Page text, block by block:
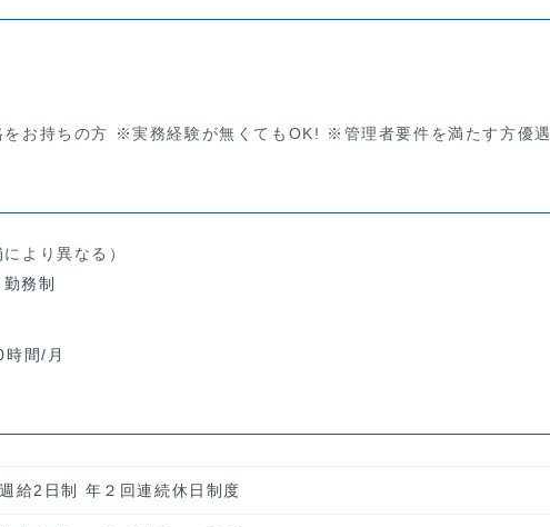
をお持ちの方 ※実務経験が無くてもOK! ※管理者要件を満たす方優遇
より異なる）
務制
間/月
給2日制 年２回連続休日制度